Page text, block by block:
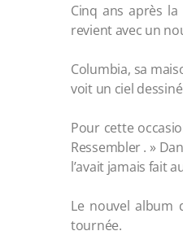
Cinq ans après
revient avec un
Columbia, sa
voit un ciel
Pour cette
Ressembler . »
l’avait jamais fait
Le nouvel album
tournée.